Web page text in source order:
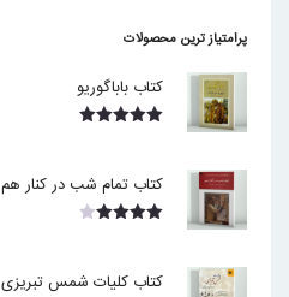
پرامتیاز ترین محصولات
کتاب باباگوریو
کتاب تمام شب در کنار هم
کتاب کلیات شمس تبریزی